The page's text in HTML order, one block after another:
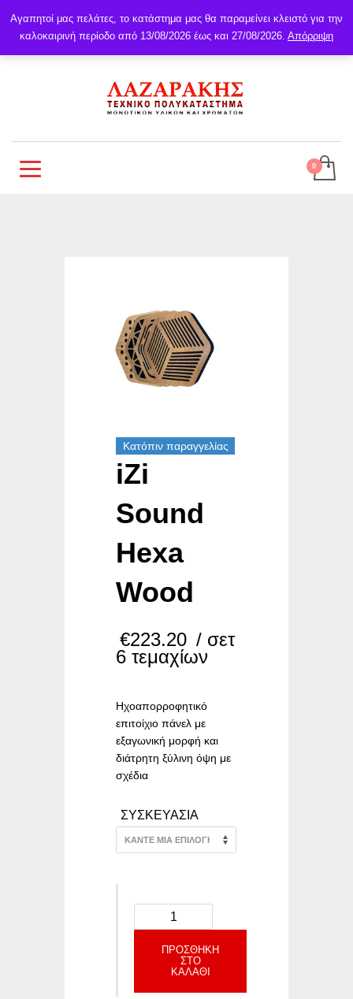
Κατόπιν παραγγελίας
iZi
Sound
Hexa
Wood
€223.20 / σετ
6 τεμαχίων
Ηχοαπορροφητικό
επιτοίχιο πάνελ με
εξαγωνική μορφή και
διάτρητη ξύλινη όψη με
σχέδια
ΣΥΣΚΕΥΑΣΙΑ
ΠΡΟΣΘΉΚΗ
ΣΤΟ
ΚΑΛΆΘΙ
Αγαπητοί μας πελάτες, το κατάστημα μας θα παραμείνει κλειστό για την
καλοκαιρινή περίοδο από 13/08/2026 έως και 27/08/2026. Απόρριψη